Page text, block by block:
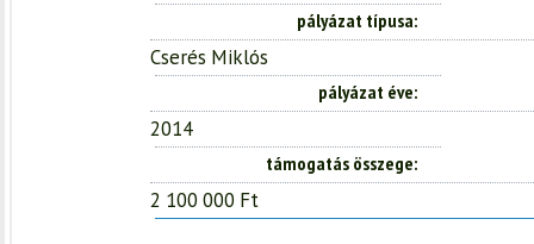
pályázat típusa
Cserés Miklós
pályázat éve
2014
támogatás összege
2 100 000 Ft